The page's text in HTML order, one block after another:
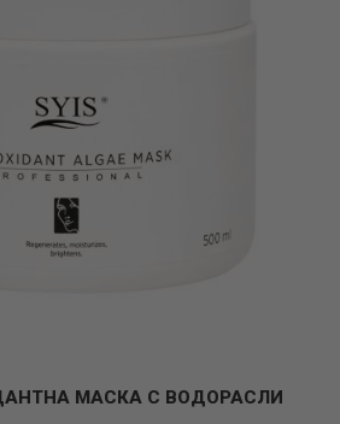
МАСКА С ВОДОРАСЛИ